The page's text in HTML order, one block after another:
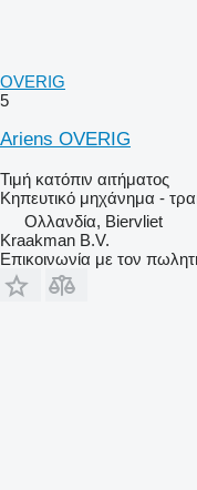
OVERIG
5
Ariens OVERIG
Τιμή κατόπιν αιτήματος
Κηπευτικό μηχάνημα -
Ολλανδία, Biervliet
Kraakman B.V.
Επικοινωνία με τον